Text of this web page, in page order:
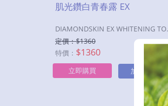
肌光鑽白青春露 EX
定價：$1360
特價： $1360
立即購買 加入購物車